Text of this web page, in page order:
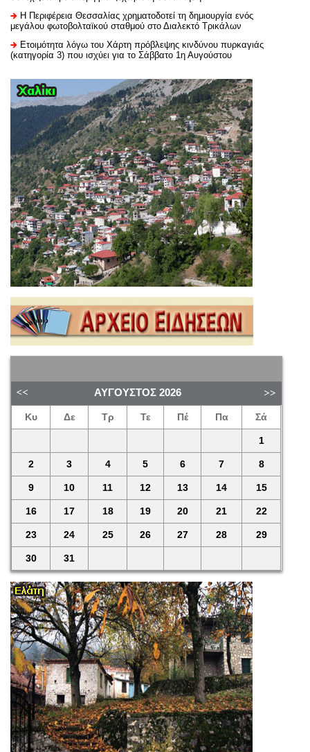
H Περιφέρεια Θεσσαλίας χρηματοδοτεί τη δημιουργία ενός
μεγάλου φωτοβολταϊκού σταθμού στο Διαλεκτό Τρικάλων
Ετοιμότητα λόγω του Χάρτη πρόβλεψης κινδύνου πυρκαγιάς
(κατηγορία 3) που ισχύει για το Σάββατο 1η Αυγούστου
ΑΎΓΟΥΣΤΟΣ 2026
Κυ Δε Τρ Τε Πέ Πα Σά
1
2 3 4 5 6 7 8
9 10 11 12 13 14 15
16 17 18 19 20 21 22
23 24 25 26 27 28 29
30 31